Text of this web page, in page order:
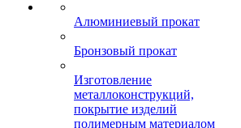
Алюминиевый прокат
Бронзовый прокат
Изготовление
металлоконструкций,
покрытие изделий
полимерным материалом